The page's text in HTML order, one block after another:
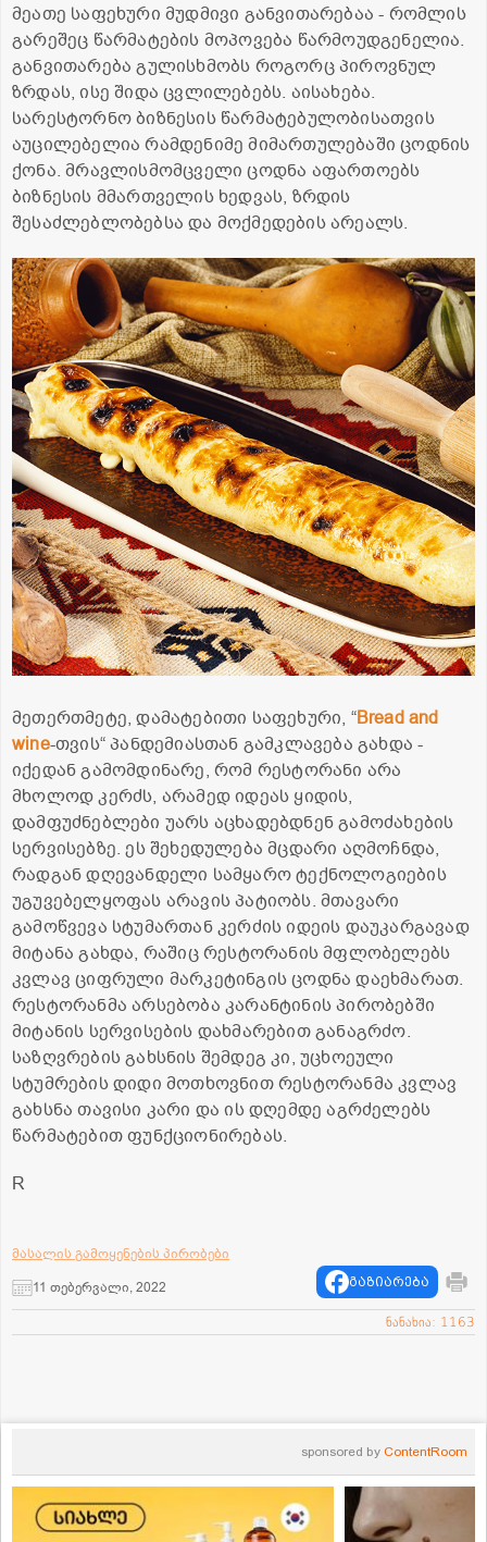
მეათე საფეხური მუდმივი განვითარებაა - რომლის
გარეშეც წარმატების მოპოვება წარმოუდგენელია.
განვითარება გულისხმობს როგორც პიროვნულ
ზრდას, ისე შიდა ცვლილებებს. აისახება.
სარესტორნო ბიზნესის წარმატებულობისათვის
აუცილებელია რამდენიმე მიმართულებაში ცოდნის
ქონა. მრავლისმომცველი ცოდნა აფართოებს
ბიზნესის მმართველის ხედვას, ზრდის
შესაძლებლობებსა და მოქმედების არეალს.
მეთერთმეტე, დამატებითი საფეხური, “Bread and
wine-თვის“ პანდემიასთან გამკლავება გახდა -
იქედან გამომდინარე, რომ რესტორანი არა
მხოლოდ კერძს, არამედ იდეას ყიდის,
დამფუძნებლები უარს აცხადებდნენ გამოძახების
სერვისებზე. ეს შეხედულება მცდარი აღმოჩნდა,
რადგან დღევანდელი სამყარო ტექნოლოგიების
უგუვებელყოფას არავის პატიობს. მთავარი
გამოწვევა სტუმართან კერძის იდეის დაუკარგავად
მიტანა გახდა, რაშიც რესტორანის მფლობელებს
კვლავ ციფრული მარკეტინგის ცოდნა დაეხმარათ.
რესტორანმა არსებობა კარანტინის პირობებში
მიტანის სერვისების დახმარებით განაგრძო.
საზღვრების გახსნის შემდეგ კი, უცხოეული
სტუმრების დიდი მოთხოვნით რესტორანმა კვლავ
გახსნა თავისი კარი და ის დღემდე აგრძელებს
წარმატებით ფუნქციონირებას.
R
მასალის გამოყენების პირობები
11 თებერვალი, 2022
გაზიარება
ნანახია: 1163
sponsored by ContentRoom